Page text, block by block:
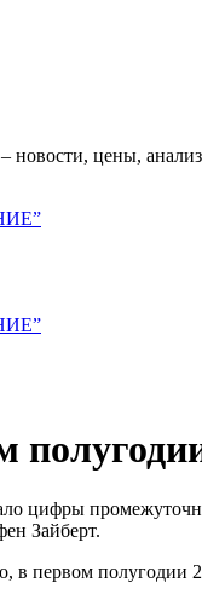
цены,
цифры
Зайберт.
в первом полугодии